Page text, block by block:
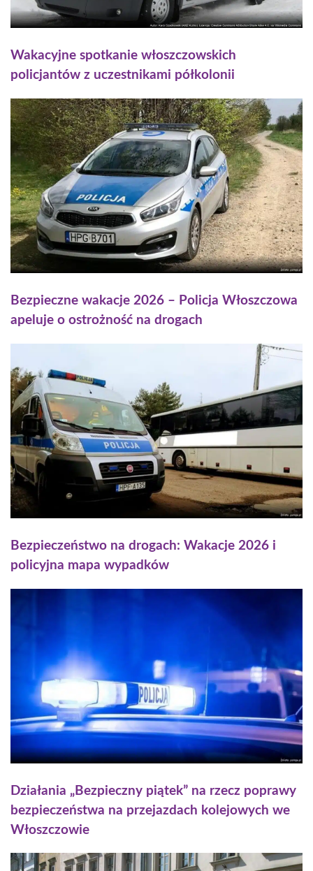
Wakacyjne spotkanie włoszczowskich
policjantów z uczestnikami półkolonii
Bezpieczne wakacje 2026 – Policja Włoszczowa
apeluje o ostrożność na drogach
Bezpieczeństwo na drogach: Wakacje 2026 i
policyjna mapa wypadków
Działania „Bezpieczny piątek” na rzecz poprawy
bezpieczeństwa na przejazdach kolejowych we
Włoszczowie